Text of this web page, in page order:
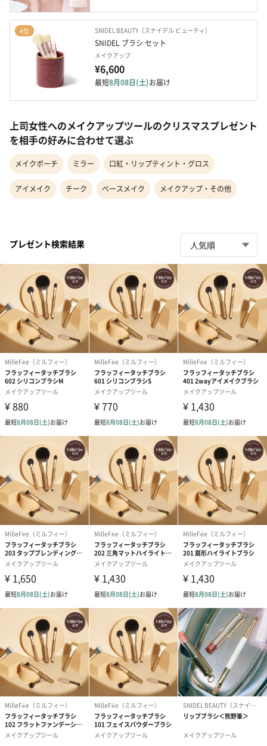
4位 SNIDEL BEAUTY（スナイデル ビューティ）
SNIDEL ブラシ セット
メイクアップ
¥6,600
最短8月08日(土)お届け
上司女性へのメイクアップツールのクリスマスプレゼント
を相手の好みに合わせて選ぶ
メイクポーチ ミラー 口紅・リップティント・グロス
アイメイク チーク ベースメイク メイクアップ・その他
プレゼント検索結果